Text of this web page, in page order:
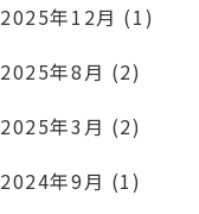
2025年12月 (1)
2025年8月 (2)
2025年3月 (2)
2024年9月 (1)